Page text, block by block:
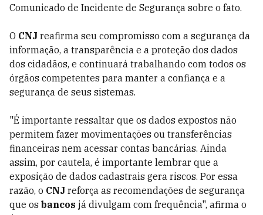
Comunicado de Incidente de Segurança sobre o fato.
O CNJ reafirma seu compromisso com a segurança da
informação, a transparência e a proteção dos dados
dos cidadãos, e continuará trabalhando com todos os
órgãos competentes para manter a confiança e a
segurança de seus sistemas.
"É importante ressaltar que os dados expostos não
permitem fazer movimentações ou transferências
financeiras nem acessar contas bancárias. Ainda
assim, por cautela, é importante lembrar que a
exposição de dados cadastrais gera riscos. Por essa
razão, o CNJ reforça as recomendações de segurança
que os bancos já divulgam com frequência", afirma o